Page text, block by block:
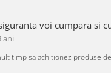
voi cumpara si
ani
timp sa achitionez produse